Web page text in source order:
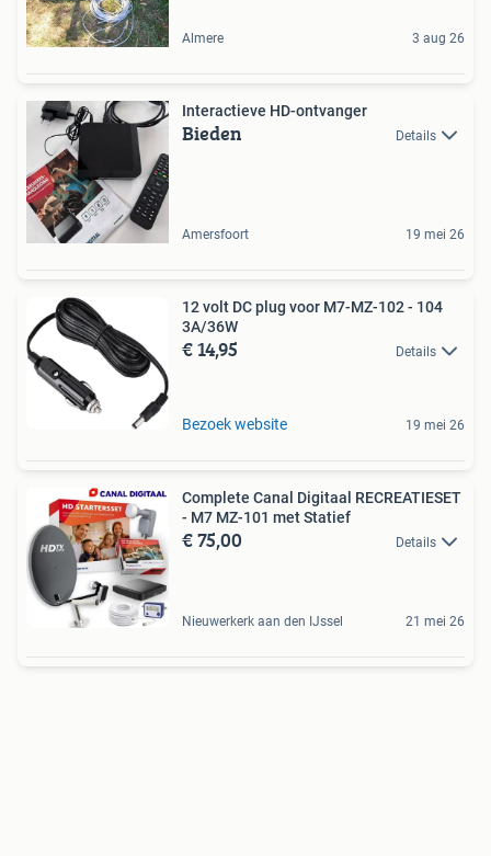
Almere 3 aug 26
Interactieve HD-ontvanger
Bieden Details
Amersfoort 19 mei 26
12 volt DC plug voor M7-MZ-102 - 104
3A/36W
€ 14,95 Details
Bezoek website 19 mei 26
Complete Canal Digitaal RECREATIESET
- M7 MZ-101 met Statief
€ 75,00 Details
Nieuwerkerk aan den IJssel 21 mei 26